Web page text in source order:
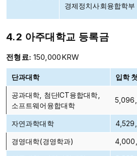
경제정치사회융합학부
4.2 아주대학교 등록금
전형료: 150,000KRW
단과대학 입학
공과대학, 첨단ICT융합대학,
소프트웨어융합대학
자연과학대학
경영대학(경영학과)